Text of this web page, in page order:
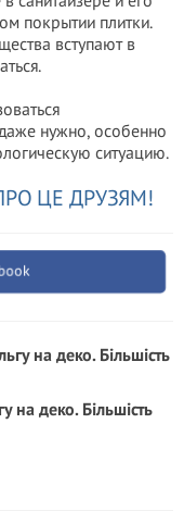
покрытии плитки.
вступают в
нужно, особенно
ситуацию.
ЦЕ ДРУЗЯМ!
на деко. Більшість